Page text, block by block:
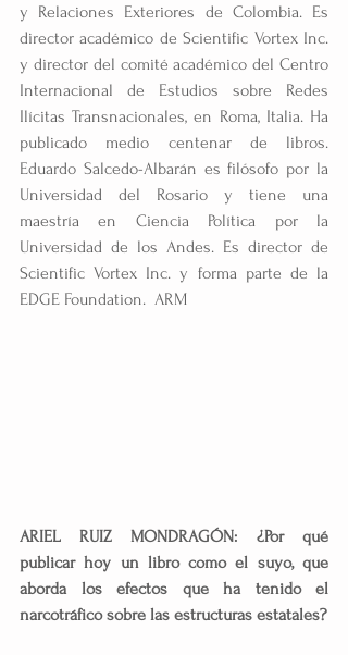
y Relaciones Exteriores de Colombia. Es
director académico de Scientific Vortex Inc.
y director del comité académico del Centro
Internacional de Estudios sobre Redes
Ilícitas Transnacionales, en Roma, Italia. Ha
publicado medio centenar de libros.
Eduardo Salcedo-Albarán es filósofo por la
Universidad del Rosario y tiene una
maestría en Ciencia Política por la
Universidad de los Andes. Es director de
Scientific Vortex Inc. y forma parte de la
EDGE Foundation.  ARM
ARIEL RUIZ MONDRAGÓN: ¿Por qué
publicar hoy un libro como el suyo, que
aborda los efectos que ha tenido el
narcotráfico sobre las estructuras estatales?